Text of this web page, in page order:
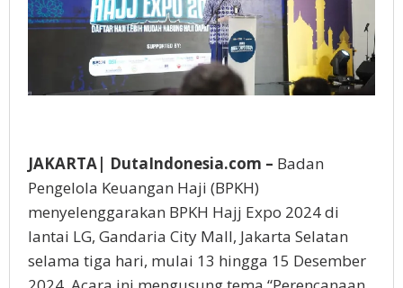
JAKARTA| DutaIndonesia.com – Badan
Pengelola Keuangan Haji (BPKH)
menyelenggarakan BPKH Hajj Expo 2024 di
lantai LG, Gandaria City Mall, Jakarta Selatan
selama tiga hari, mulai 13 hingga 15 Desember